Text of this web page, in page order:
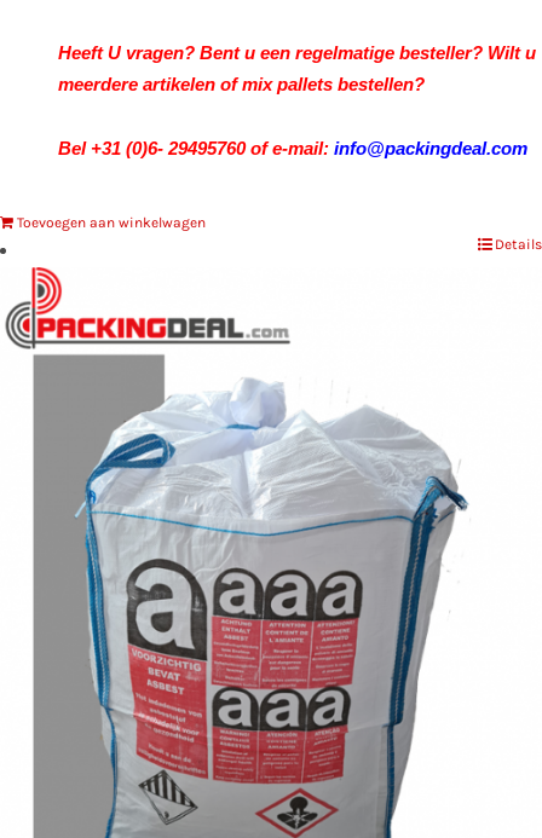
Heeft U vragen? Bent u een regelmatige besteller? Wilt u
meerdere artikelen of mix pallets bestellen?
Bel +31 (0)6- 29495760 of e-mail: info@packingdeal.com
Toevoegen aan winkelwagen
Details